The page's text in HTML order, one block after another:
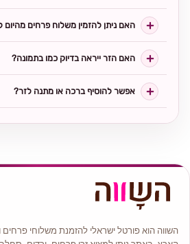
האם ניתן להזמין משלוח פרחים מהיום
האם הזר ייראה בדיוק כמו בתמונה?
אפשר להוסיף ברכה או מתנה לזר?
השווה הוא פורטל ישראלי להזמנת משלוחי פרחים